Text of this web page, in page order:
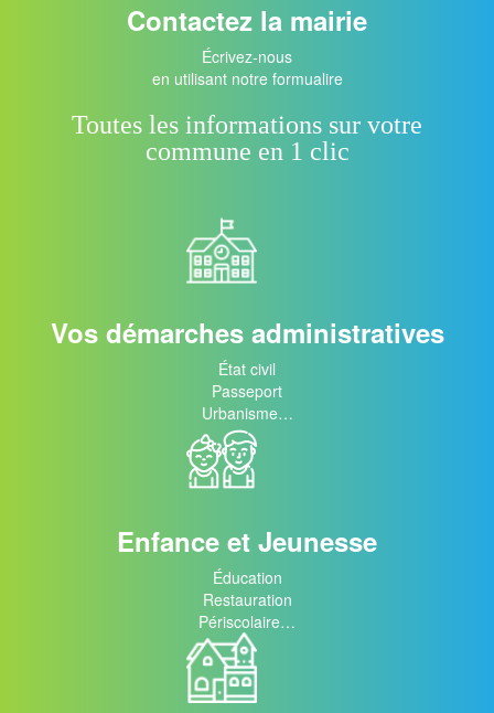
Contactez la mairie
Écrivez-nous
en utilisant notre formualire
Toutes les informations sur votre
commune en 1 clic
Vos démarches administratives
État civil
Passeport
Urbanisme…
Enfance et Jeunesse
Éducation
Restauration
Périscolaire…